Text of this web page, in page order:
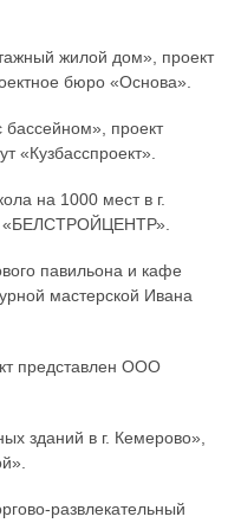
жилой дом», проект
бюро «Основа».
проект
«Кузбасспроект».
на 1000 мест в г.
«БЕЛСТРОЙЦЕНТР».
павильона и кафе
мастерской Ивана
представлен ООО
зданий в г. Кемерово»,
развлекательный